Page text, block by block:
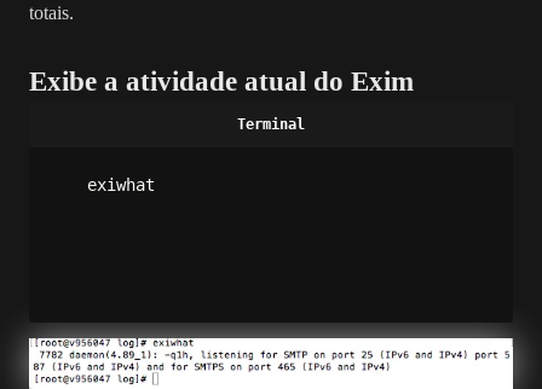
totais.
Exibe a atividade atual do Exim
exiwhat